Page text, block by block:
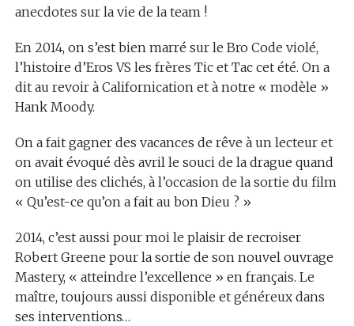
anecdotes sur la vie de la team !
En 2014, on s’est bien marré sur le Bro Code violé,
l’histoire d’Eros VS les frères Tic et Tac cet été. On a
dit au revoir à Californication et à notre « modèle »
Hank Moody.
On a fait gagner des vacances de rêve à un lecteur et
on avait évoqué dès avril le souci de la drague quand
on utilise des clichés, à l’occasion de la sortie du film
« Qu’est-ce qu’on a fait au bon Dieu ? »
2014, c’est aussi pour moi le plaisir de recroiser
Robert Greene pour la sortie de son nouvel ouvrage
Mastery, « atteindre l’excellence » en français. Le
maître, toujours aussi disponible et généreux dans
ses interventions…